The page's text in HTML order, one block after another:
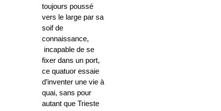
toujours poussé
vers le large par sa
soif de
connaissance,
incapable de se
fixer dans un port,
ce quatuor essaie
d’inventer une vie à
quai, sans pour
autant que Trieste